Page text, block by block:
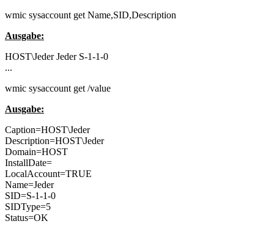
wmic sysaccount get Name,SID,Description
Ausgabe:
HOST\Jeder Jeder S-1-1-0
...
wmic sysaccount get /value
Ausgabe:
Caption=HOST\Jeder
Description=HOST\Jeder
Domain=HOST
InstallDate=
LocalAccount=TRUE
Name=Jeder
SID=S-1-1-0
SIDType=5
Status=OK